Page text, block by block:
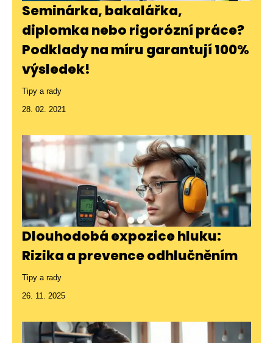
Seminárka, bakalářka,
diplomka nebo rigorózní práce?
Podklady na míru garantují 100%
výsledek!
Tipy a rady
28. 02. 2021
Dlouhodobá expozice hluku:
Rizika a prevence odhlučněním
Tipy a rady
26. 11. 2025